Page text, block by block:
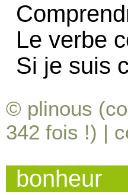
Le verbe
Si je suis
© plinous
342 fois !) |
bonheur